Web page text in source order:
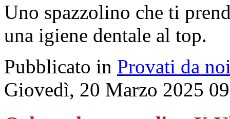
Uno spazzolino che ti
una igiene dentale al top.
Pubblicato in Provati da
Giovedì, 20 Marzo 2025